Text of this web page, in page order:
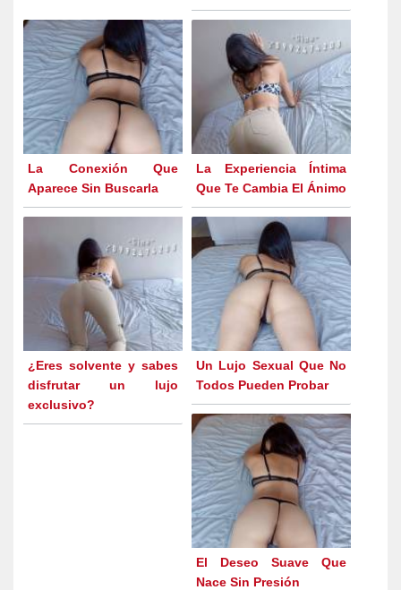
La Conexión Que
Aparece Sin Buscarla
La Experiencia Íntima
Que Te Cambia El Ánimo
¿Eres solvente y sabes
disfrutar un lujo
exclusivo?
Un Lujo Sexual Que No
Todos Pueden Probar
El Deseo Suave Que
Nace Sin Presión